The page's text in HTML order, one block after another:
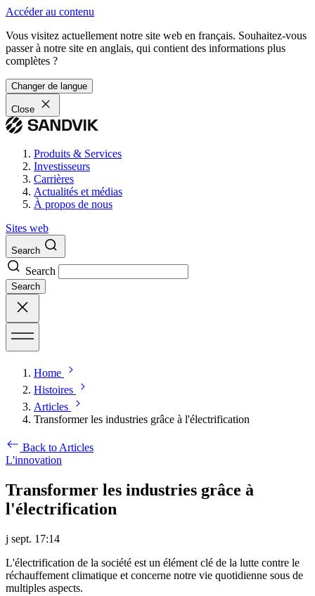
Accéder au contenu
Vous visitez actuellement notre site web en français. Souhaitez-vous
passer à notre site en anglais, qui contient des informations plus
complètes ?
Changer de langue
Close
Produits & Services
Investisseurs
Carrières
Actualités et médias
À propos de nous
Sites web
Search
Search
Search
Home
Histoires
Articles
Transformer les industries grâce à l'électrification
Back to Articles
L'innovation
Transformer les industries grâce à
l'électrification
j sept. 17:14
L'électrification de la société est un élément clé de la lutte contre le
réchauffement climatique et concerne notre vie quotidienne sous de
multiples aspects.